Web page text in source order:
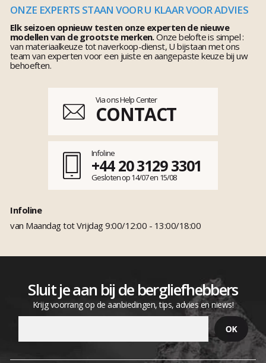
ONZE EXPERTS STAAN VOOR U KLAAR VOOR ADVIES
Elk seizoen opnieuw testen onze experten de nieuwe
modellen van de grootste merken.Onze belofte is simpel :
van materiaalkeuze tot naverkoop-dienst, U bijstaan met ons
team van experten voor een juiste en aangepaste keuze bij uw
behoeften.
Via ons Help Center
CONTACT
Infoline
+44 20 3129 3301
Gesloten op 14/07 en 15/08
Infoline
van Maandag tot Vrijdag 9:00/12:00 - 13:00/18:00
Sluit je aan bij de bergliefhebbers
Krijg voorrang op de aanbiedingen, tips, advies en niews!